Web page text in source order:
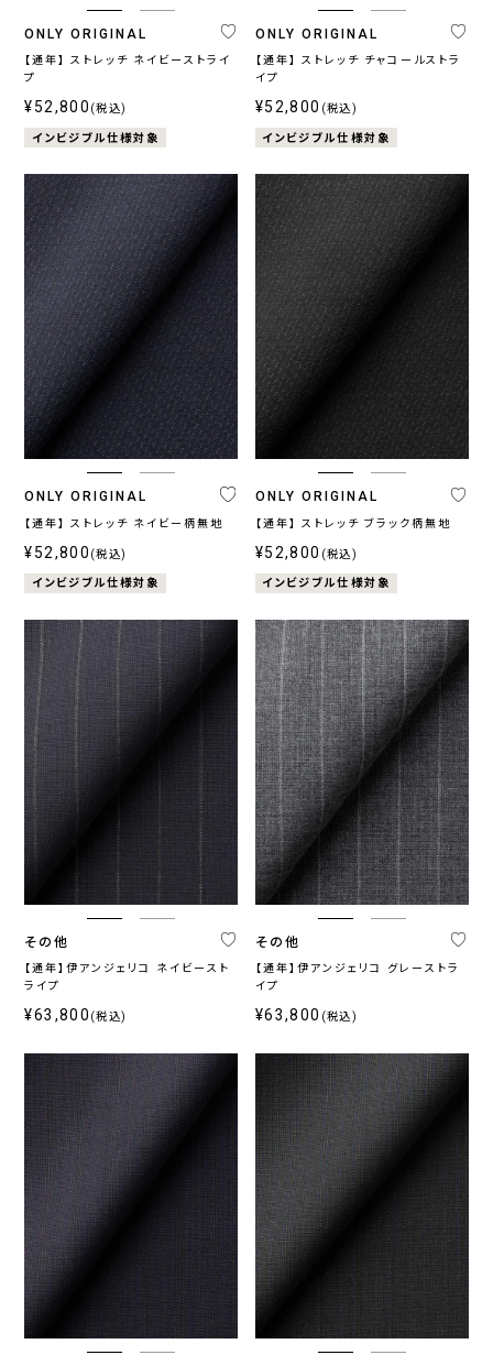
ONLY ORIGINAL
【通年】 ストレッチ ネイビーストライ
プ
¥52,800 (税込)
インビジブル仕様対象
ONLY ORIGINAL
【通年】 ストレッチ チャコールストラ
イプ
¥52,800 (税込)
インビジブル仕様対象
ONLY ORIGINAL
【通年】 ストレッチ ネイビー柄無地
¥52,800 (税込)
インビジブル仕様対象
ONLY ORIGINAL
【通年】 ストレッチ ブラック柄無地
¥52,800 (税込)
インビジブル仕様対象
その他
【通年】伊アンジェリコ ネイビースト
ライプ
¥63,800 (税込)
その他
【通年】伊アンジェリコ グレーストラ
イプ
¥63,800 (税込)